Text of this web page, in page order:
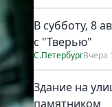
В субботу, 8
с "Тверью"
С.ПетербургВчера
Здание на
памятником